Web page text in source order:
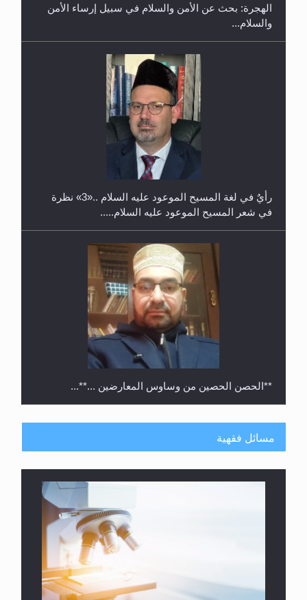
حفل توزيع الشهادات في الجامعة الأحمدية بنيجيريا لعام
الهجرة: بحث عن الأمن والسلام في سبيل إرساء الأمن
والسلام...
رأيٌ في لغة المسيح الموعود عليه السلام ..«3» نظرة
في شعر المسيح الموعود عليه السلام.....
**الحصن الحصين من وساوس المعارضين ...**...
مسائل فقهية